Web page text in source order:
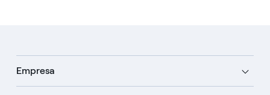
Empresa